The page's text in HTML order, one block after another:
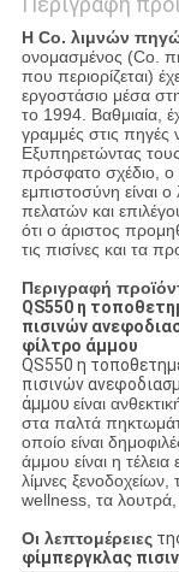
Η Co. λιμνών
ονομασμένος (Co.
που περιορίζεται)
εργοστάσιο μέσα
το 1994. Βαθμιαία,
γραμμές στις πηγές
Εξυπηρετώντας
πρόσφατο σχέδιο, ο
εμπιστοσύνη είναι
πελατών και
ότι ο άριστος
τις πισίνες και τα
Περιγραφή
QS550 η
πισινών
φίλτρο άμμου
QS550 η
πισινών
άμμου είναι
στα παλτά
οποίο είναι
άμμου είναι η
λίμνες ξενοδοχείων,
wellness, τα λουτρά,
Οι λεπτομέρειες
φίμπεργκλας